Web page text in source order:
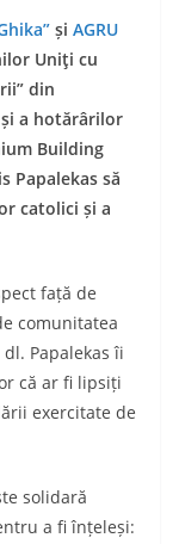
și AGRU
Uniţi cu
din
a hotărârilor
Building
Papalekas să
catolici și a
față de
comunitatea
Papalekas îi
că ar fi lipsiți
exercitate de
solidară
a fi înțeleși: